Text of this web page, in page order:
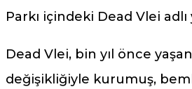
Parkı içindeki Dead Vlei
Dead Vlei, bin yıl önce
değişikliğiyle kurumuş,